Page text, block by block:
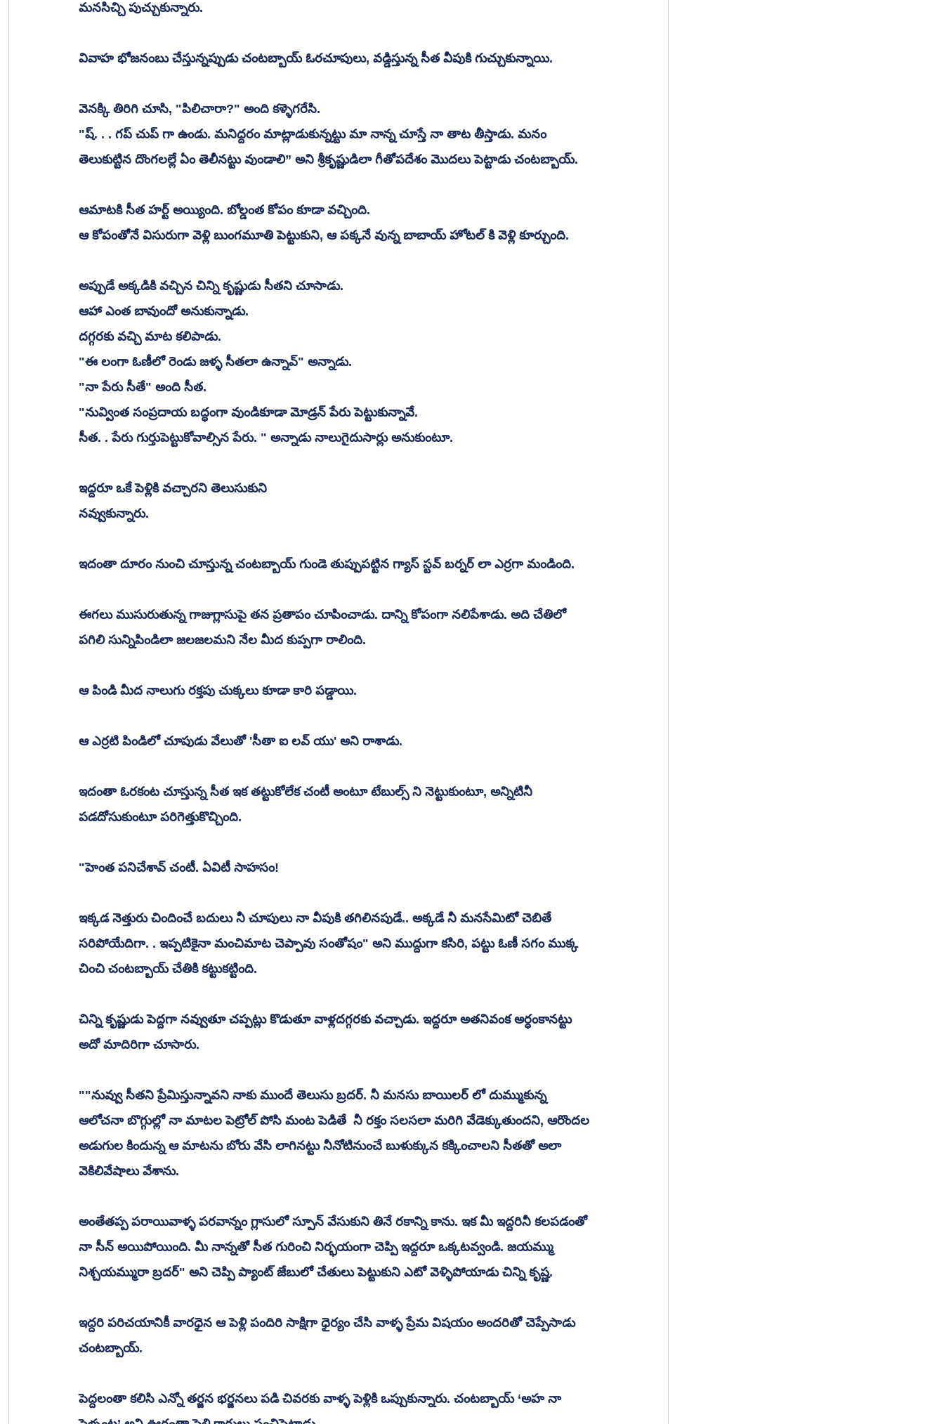
మనసిచ్చి పుచ్చుకున్నారు.
వివాహ భోజనంబు చేస్తున్నప్పుడు చంటబ్బాయ్ ఓరచూపులు, వడ్డిస్తున్న సీత వీపుకి గుచ్చుకున్నాయి.
వెనక్కి తిరిగి చూసి, "పిలిచారా?" అంది కళ్ళెగరేసి.
"ష్. . . గప్ చుప్ గా ఉండు. మనిద్దరం మాట్లాడుకున్నట్టు మా నాన్న చూస్తే నా తాట తీస్తాడు. మనం
తెలుకుట్టిన దొంగలల్లే ఏం తెలీనట్టు వుండాలి” అని శ్రీకృష్ణుడిలా గీతోపదేశం మొదలు పెట్టాడు చంటబ్బాయ్.
ఆమాటకి సీత హర్ట్ అయ్యింది. బోల్డంత కోపం కూడా వచ్చింది.
ఆ కోపంతోనే విసురుగా వెళ్లి బుంగమూతి పెట్టుకుని, ఆ పక్కనే వున్న బాబాయ్ హోటల్ కి వెళ్లి కూర్చుంది.
అప్పుడే అక్కడికి వచ్చిన చిన్ని కృష్ణుడు సీతని చూసాడు.
ఆహా ఎంత బావుందో అనుకున్నాడు.
దగ్గరకు వచ్చి మాట కలిపాడు.
"ఈ లంగా ఓణీలో రెండు జళ్ళ సీతలా ఉన్నావ్" అన్నాడు.
"నా పేరు సీతే" అంది సీత.
"నువ్వింత సంప్రదాయ బద్ధంగా వుండికూడా మోడ్రన్ పేరు పెట్టుకున్నావే.
సీత. . పేరు గుర్తుపెట్టుకోవాల్సిన పేరు. " అన్నాడు నాలుగైదుసార్లు అనుకుంటూ.
ఇద్దరూ ఒకే పెళ్లికి వచ్చారని తెలుసుకుని
నవ్వుకున్నారు.
ఇదంతా దూరం నుంచి చూస్తున్న చంటబ్బాయ్ గుండె తుప్పుపట్టిన గ్యాస్ స్టవ్ బర్నర్ లా ఎర్రగా మండింది.
ఈగలు ముసురుతున్న గాజుగ్లాసుపై తన ప్రతాపం చూపించాడు. దాన్ని కోపంగా నలిపేశాడు. అది చేతిలో
పగిలి సున్నిపిండిలా జలజలమని నేల మీద కుప్పగా రాలింది.
ఆ పిండి మీద నాలుగు రక్తపు చుక్కలు కూడా కారి పడ్డాయి.
ఆ ఎర్రటి పిండిలో చూపుడు వేలుతో 'సీతా ఐ లవ్ యు' అని రాశాడు.
ఇదంతా ఓరకంట చూస్తున్న సీత ఇక తట్టుకోలేక చంటీ అంటూ టేబుల్స్ ని నెట్టుకుంటూ, అన్నిటినీ
పడదోసుకుంటూ పరిగెత్తుకొచ్చింది.
"హెంత పనిచేశావ్ చంటీ. ఏవిటీ సాహసం!
ఇక్కడ నెత్తురు చిందించే బదులు నీ చూపులు నా వీపుకి తగిలినపుడే.. అక్కడే నీ మనసేమిటో చెబితే
సరిపోయేదిగా. . ఇప్పటికైనా మంచిమాట చెప్పావు సంతోషం" అని ముద్దుగా కసిరి, పట్టు ఓణీ సగం ముక్క
చించి చంటబ్బాయ్ చేతికి కట్టుకట్టింది.
చిన్ని కృష్ణుడు పెద్దగా నవ్వుతూ చప్పట్లు కొడుతూ వాళ్లదగ్గరకు వచ్చాడు. ఇద్దరూ అతనివంక అర్ధంకానట్టు
అదో మాదిరిగా చూసారు.
""నువ్వు సీతని ప్రేమిస్తున్నావని నాకు ముందే తెలుసు బ్రదర్. నీ మనసు బాయిలర్ లో దుమ్ముకున్న
ఆలోచనా బొగ్గుల్లో నా మాటల పెట్రోల్ పోసి మంట పెడితే  నీ రక్తం సలసలా మరిగి వేడెక్కుతుందని, ఆరొందల
అడుగుల కిందున్న ఆ మాటను బోరు వేసి లాగినట్టు నీనోటినుంచే బుళుక్కున కక్కించాలని సీతతో అలా
వెకిలివేషాలు వేశాను.
అంతేతప్ప పరాయివాళ్ళ పరవాన్నం గ్లాసులో స్పూన్ వేసుకుని తినే రకాన్ని కాను. ఇక మీ ఇద్దరినీ కలపడంతో
నా సీన్ అయిపోయింది. మీ నాన్నతో సీత గురించి నిర్భయంగా చెప్పి ఇద్దరూ ఒక్కటవ్వండి. జయమ్ము
నిశ్చయమ్మురా బ్రదర్" అని చెప్పి ప్యాంట్ జేబులో చేతులు పెట్టుకుని ఎటో వెళ్ళిపోయాడు చిన్ని కృష్ణ.
ఇద్దరి పరిచయానికీ వారధైన ఆ పెళ్లి పందిరి సాక్షిగా ధైర్యం చేసి వాళ్ళ ప్రేమ విషయం అందరితో చెప్పేసాడు
చంటబ్బాయ్.
పెద్దలంతా కలిసి ఎన్నో తర్జన భర్జనలు పడి చివరకు వాళ్ళ పెళ్లికి ఒప్పుకున్నారు. చంటబ్బాయ్ ‘అహ నా